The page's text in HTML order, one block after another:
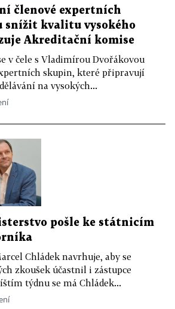
členové expertních
snížit kvalitu vysokého
Akreditační komise
v čele s Vladimírou Dvořákovou
skupin, které připravují
na vysokých...
pošle ke státnicím
Chládek navrhuje, aby se
zkoušek účastnil i zástupce
týdnu se má Chládek...